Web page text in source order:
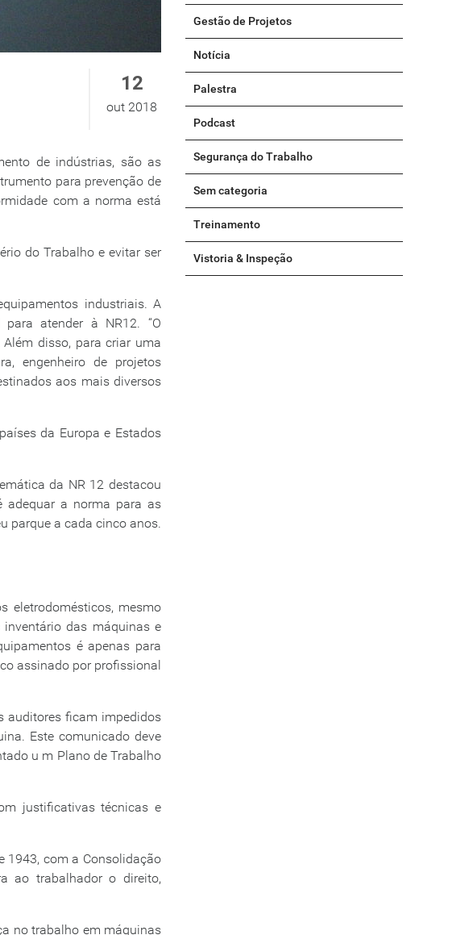
12
out 2018
de indústrias, são as
para prevenção de
com a norma está
do Trabalho e evitar ser
industriais. A
atender à NR12. “O
disso, para criar uma
engenheiro de projetos
aos mais diversos
da Europa e Estados
da NR 12 destacou
adequar a norma para as
parque a cada cinco anos.
eletrodomésticos, mesmo
das máquinas e
é apenas para
assinado por profissional
auditores ficam impedidos
Este comunicado deve
u m Plano de Trabalho
justificativas técnicas e
1943, com a Consolidação
ao trabalhador o direito,
no trabalho em máquinas
Gestão de Projetos
Notícia
Palestra
Podcast
Segurança do Trabalho
Sem categoria
Treinamento
Vistoria & Inspeção